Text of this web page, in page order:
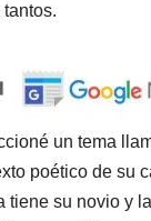
un tema
poético de su
tiene su novio y